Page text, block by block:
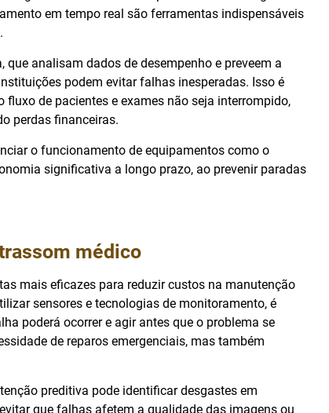
em tempo real são ferramentas indispensáveis
analisam dados de desempenho e preveem a
podem evitar falhas inesperadas. Isso é
de pacientes e exames não seja interrompido,
perdas financeiras.
o funcionamento de equipamentos como o
significativa a longo prazo, ao prevenir paradas
médico
mais eficazes para reduzir custos na manutenção
sensores e tecnologias de monitoramento, é
poderá ocorrer e agir antes que o problema se
de reparos emergenciais, mas também
preditiva pode identificar desgastes em
que falhas afetem a qualidade das imagens ou